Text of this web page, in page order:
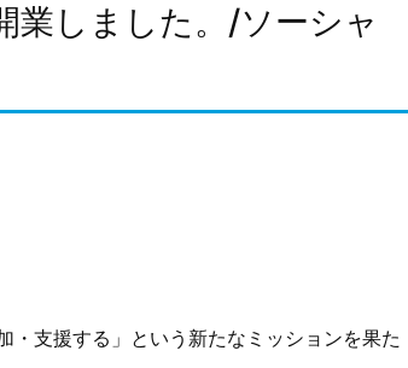
業しました。/ソーシャ
支援する」という新たなミッションを果た